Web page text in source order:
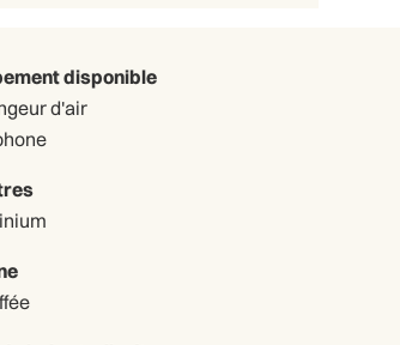
disponible
d'air